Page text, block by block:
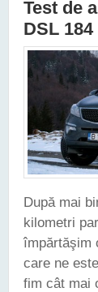
Test de
DSL
După mai
kilometri
împărtăşim
care ne
fim cât mai